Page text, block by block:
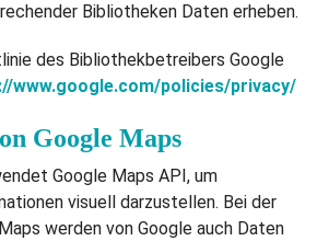
Bibliotheken Daten erheben.
des Bibliothekbetreibers Google
www.google.com/policies/privacy/
Google Maps
Google Maps API, um
visuell darzustellen. Bei der
werden von Google auch Daten